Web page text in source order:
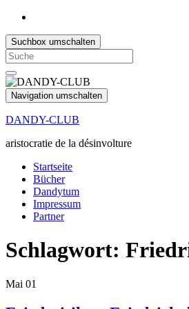
Suchbox umschalten
Search
for:
Navigation umschalten
DANDY-CLUB
aristocratie de la désinvolture
Startseite
Bücher
Dandytum
Impressum
Partner
Schlagwort:
Mai 01